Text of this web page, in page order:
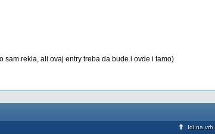
rekla, ali ovaj entry treba da bude i ovde i tamo)
Idi na vrh